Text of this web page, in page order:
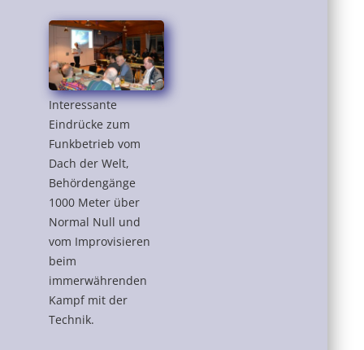
Interessante
Eindrücke zum
Funkbetrieb vom
Dach der Welt,
Behördengänge
1000 Meter über
Normal Null und
vom Improvisieren
beim
immerwährenden
Kampf mit der
Technik.